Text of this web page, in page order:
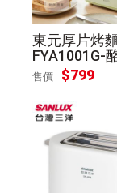
東元厚片烤
FYA1001G-
售價 $799